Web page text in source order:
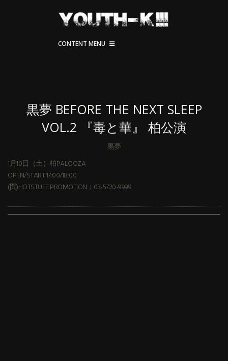
CONTENT MENU
黒夢 BEFORE THE NEXT SLEEP
VOL.2 『毒と華』 柏公演
黒夢
1月10日（土）柏PALOOZA
OPEN/START 17:00/18:00
(問)HOTSTUFF PROMOTION：03-5720-9999